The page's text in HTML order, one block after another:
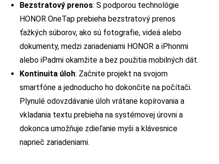
Bezstratový prenos: S podporou technológie
HONOR OneTap prebieha bezstratový prenos
ťažkých súborov, ako sú fotografie, videá alebo
dokumenty, medzi zariadeniami HONOR a iPhonmi
alebo iPadmi okamžite a bez použitia mobilných dát.
Kontinuita úloh: Začnite projekt na svojom
smartfóne a jednoducho ho dokončite na počítači.
Plynulé odovzdávanie úloh vrátane kopírovania a
vkladania textu prebieha na systémovej úrovni a
dokonca umožňuje zdieľanie myši a klávesnice
naprieč zariadeniami.